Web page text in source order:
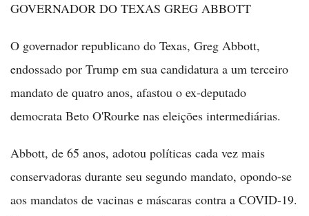
GOVERNADOR DO TEXAS GREG ABBOTT
O governador republicano do Texas, Greg Abbott,
endossado por Trump em sua candidatura a um terceiro
mandato de quatro anos, afastou o ex-deputado
democrata Beto O'Rourke nas eleições intermediárias.
Abbott, de 65 anos, adotou políticas cada vez mais
conservadoras durante seu segundo mandato, opondo-se
aos mandatos de vacinas e máscaras contra a COVID-19.